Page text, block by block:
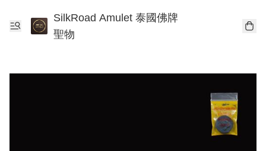
SilkRoad Amulet 泰國佛牌
聖物